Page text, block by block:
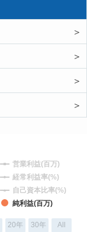
＞
＞
＞
＞
20年 30年 All
営業利益(百万)
経常利益率(%)
自己資本比率(%)
純利益(百万)